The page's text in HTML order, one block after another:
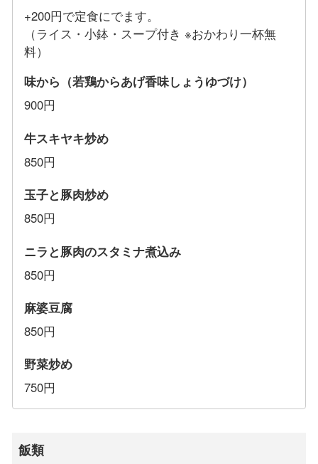
+200円で定食にでます。
（ライス・小鉢・スープ付き ※おかわり一杯無
料）
味から（若鶏からあげ香味しょうゆづけ）
900円
牛スキヤキ炒め
850円
玉子と豚肉炒め
850円
ニラと豚肉のスタミナ煮込み
850円
麻婆豆腐
850円
野菜炒め
750円
飯類